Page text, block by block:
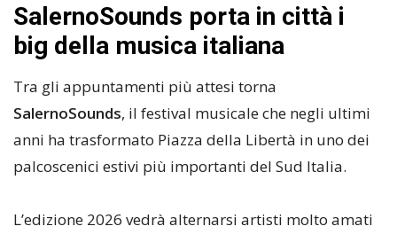
SalernoSounds porta in città i
big della musica italiana
Tra gli appuntamenti più attesi torna
SalernoSounds, il festival musicale che negli ultimi
anni ha trasformato Piazza della Libertà in uno dei
palcoscenici estivi più importanti del Sud Italia.
L’edizione 2026 vedrà alternarsi artisti molto amati